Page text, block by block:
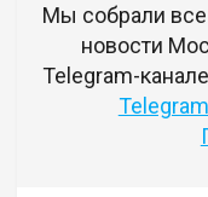
Мы собрали
новости
Telegram-